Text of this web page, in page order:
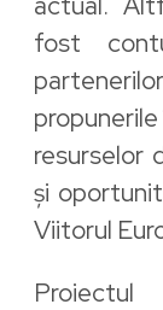
fost
resurselor
și
Viitorul